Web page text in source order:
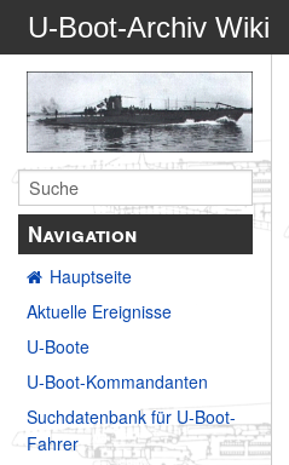
U-Boot-Archiv Wiki
Navigation
Hauptseite
Aktuelle Ereignisse
U-Boote
U-Boot-Kommandanten
Suchdatenbank für U-Boot-
Fahrer